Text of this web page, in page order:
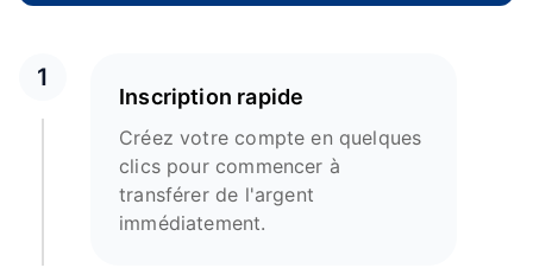
1
Inscription rapide
Créez votre compte en quelques
clics pour commencer à
transférer de l'argent
immédiatement.